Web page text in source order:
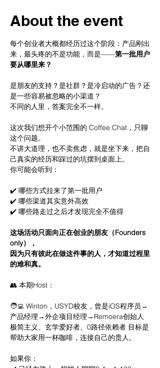
About the event
每个创业者大概都经历过这个阶段：产品刚出
来，最头疼的不是功能，而是——第一批用户
要从哪里来？
是朋友的支持？是社群？是冷启动的广告？还
是一些容易被忽略的小渠道？
不同的人里，答案完全不一样。
这次我们想开个小范围的 Coffee Chat，只聊
这个问题。
不讲大道理，也不卖焦虑，就是坐下来，把自
己真实的经历和踩过的坑摆到桌面上。
你可能会听到：
✔️ 哪些方式拉来了第一批用户
✔️ 哪些渠道其实意外高效
✔️ 哪些路走过之后才发现完全不值得
这场活动只面向正在创业的朋友（Founders
only），
因为只有彼此在做这件事的人，才知道过程里
的难和真。
👥 本期Host：
🧑‍💻 Winton，USYD校友，曾是iOS程序员→
产品经理→外企项目经理→Remoera创始人
极简主义、玄学爱好者、0路径依赖者 目标是
帮助大家用一杯咖啡，连接自己的贵人。
如果你：